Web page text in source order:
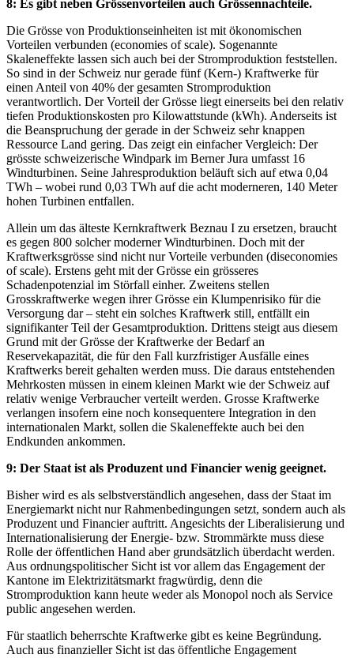
8: Es gibt neben Grössenvorteilen auch Grössennachteile.
Die Grösse von Produktionseinheiten ist mit ökonomischen
Vorteilen verbunden (economies of scale). Sogenannte
Skaleneffekte lassen sich auch bei der Stromproduktion feststellen.
So sind in der Schweiz nur gerade fünf (Kern-) Kraftwerke für
einen Anteil von 40% der gesamten Stromproduktion
verantwortlich. Der Vorteil der Grösse liegt einerseits bei den relativ
tiefen Produktionskosten pro Kilowattstunde (kWh). Anderseits ist
die Beanspruchung der gerade in der Schweiz sehr knappen
Ressource Land gering. Das zeigt ein einfacher Vergleich: Der
grösste schweizerische Windpark im Berner Jura umfasst 16
Windturbinen. Seine Jahresproduktion beläuft sich auf etwa 0,04
TWh – wobei rund 0,03 TWh auf die acht moderneren, 140 Meter
hohen Turbinen entfallen.
Allein um das älteste Kernkraftwerk Beznau I zu ersetzen, braucht
es gegen 800 solcher moderner Windturbinen. Doch mit der
Kraftwerksgrösse sind nicht nur Vorteile verbunden (diseconomies
of scale). Erstens geht mit der Grösse ein grösseres
Schadenpotenzial im Störfall einher. Zweitens stellen
Grosskraftwerke wegen ihrer Grösse ein Klumpenrisiko für die
Versorgung dar – steht ein solches Kraftwerk still, entfällt ein
signifikanter Teil der Gesamtproduktion. Drittens steigt aus diesem
Grund mit der Grösse der Kraftwerke der Bedarf an
Reservekapazität, die für den Fall kurzfristiger Ausfälle eines
Kraftwerks bereit gehalten werden muss. Die daraus entstehenden
Mehrkosten müssen in einem kleinen Markt wie der Schweiz auf
relativ wenige Verbraucher verteilt werden. Grosse Kraftwerke
verlangen insofern eine noch konsequentere Integration in den
internationalen Markt, sollen die Skaleneffekte auch bei den
Endkunden ankommen.
9: Der Staat ist als Produzent und Financier wenig geeignet.
Bisher wird es als selbstverständlich angesehen, dass der Staat im
Energiemarkt nicht nur Rahmenbedingungen setzt, sondern auch als
Produzent und Financier auftritt. Angesichts der Liberalisierung und
Internationalisierung der Energie- bzw. Strommärkte muss diese
Rolle der öffentlichen Hand aber grundsätzlich überdacht werden.
Aus ordnungspolitischer Sicht ist vor allem das Engagement der
Kantone im Elektrizitätsmarkt fragwürdig, denn die
Stromproduktion kann heute weder als Monopol noch als Service
public angesehen werden.
Für staatlich beherrschte Kraftwerke gibt es keine Begründung.
Auch aus finanzieller Sicht ist das öffentliche Engagement